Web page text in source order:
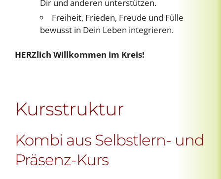
Dir und anderen unterstützen.
Freiheit, Frieden, Freude und Fülle
bewusst in Dein Leben integrieren.
HERZlich Willkommen im Kreis!
Kursstruktur
Kombi aus Selbstlern- und
Präsenz-Kurs